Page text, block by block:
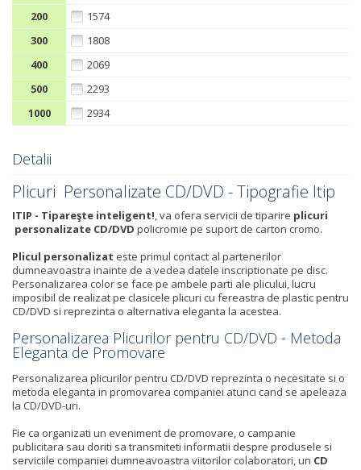
200
1574
300
1808
400
2069
500
2293
1000
2934
Detalii
Plicuri Personalizate CD/DVD - Tipografie Itip
ITIP - Tipareşte inteligent!, va ofera servicii de tiparire plicuri
personalizate CD/DVD policromie pe suport de carton cromo.
Plicul personalizat este primul contact al partenerilor
dumneavoastra inainte de a vedea datele inscriptionate pe disc.
Personalizarea color se face pe ambele parti ale plicului, lucru
imposibil de realizat pe clasicele plicuri cu fereastra de plastic pentru
CD/DVD si reprezinta o alternativa eleganta la acestea.
Personalizarea Plicurilor pentru CD/DVD - Metoda
Eleganta de Promovare
Personalizarea plicurilor pentru CD/DVD reprezinta o necesitate si o
metoda eleganta in promovarea companiei atunci cand se apeleaza
la CD/DVD-uri.
Fie ca organizati un eveniment de promovare, o campanie
publicitara sau doriti sa transmiteti informatii despre produsele si
serviciile companiei dumneavoastra viitorilor colaboratori, un CD